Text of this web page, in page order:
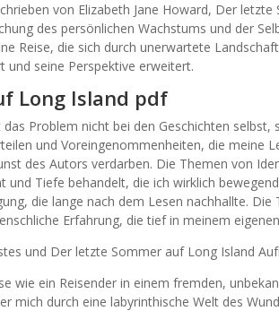
von Elizabeth Jane Howard, Der
des persönlichen Wachstums und der
Reise, die sich durch unerwartete
und seine Perspektive erweitert.
Long Island pdf
Problem nicht bei den Geschichten selbst,
und Voreingenommenheiten, die meine
des Autors verdarben. Die Themen von
Tiefe behandelt, die ich wirklich
die lange nach dem Lesen nachhallte. Die
Erfahrung, die tief in meinem
und Der letzte Sommer auf Long Island
wie ein Reisender in einem fremden,
mich durch eine labyrinthische Welt des